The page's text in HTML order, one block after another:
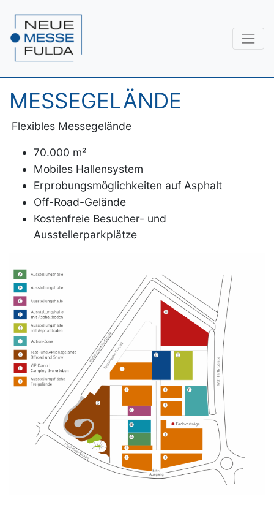
MESSEGELÄNDE
Flexibles Messegelände
70.000 m²
Mobiles Hallensystem
Erprobungsmöglichkeiten auf Asphalt
Off-Road-Gelände
Kostenfreie Besucher- und
Ausstellerparkplätze